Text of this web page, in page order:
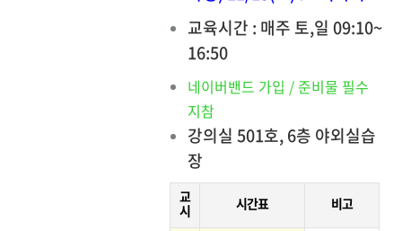
교육시간 : 매주 토,일 09:10~
16:50
네이버밴드 가입 / 준비물 필수
지참
강의실 501호, 6층 야외실습
장
교
시
시간표 비고